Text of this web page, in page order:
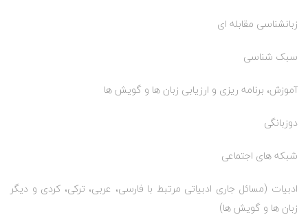
زبانشناسی مقابله ای
سبک شناسی
آموزش، برنامه ریزی و ارزیابی زبان ها و گویش ها
دوزبانگی
شبکه های اجتماعی
ادبیات (مسائل جاری ادبیاتی مرتبط با فارسی، عربی، ترکی، کردی و دیگر
زبان ها و گویش ها)